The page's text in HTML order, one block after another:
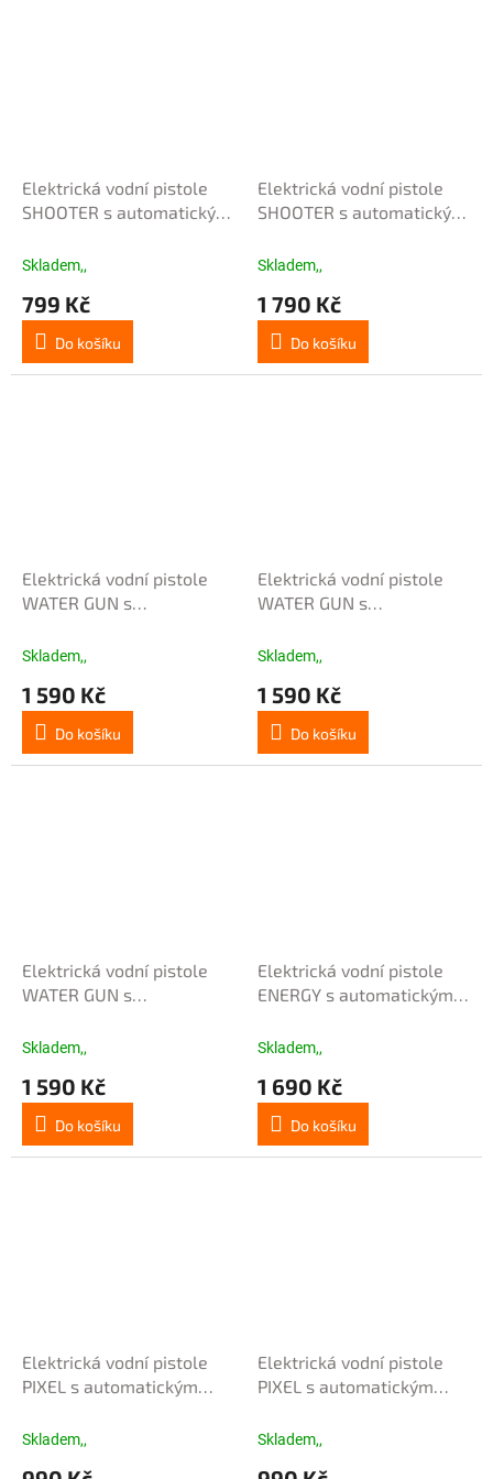
Elektrická vodní pistole
SHOOTER s automatickým
Skladem,,
799 Kč
Do košíku
Elektrická vodní pistole
SHOOTER s automatickým
Skladem,,
1 790 Kč
Do košíku
Elektrická vodní pistole
WATER GUN s
vody - oranžová
Skladem,,
1 590 Kč
Do košíku
Elektrická vodní pistole
WATER GUN s
vody - šedá
Skladem,,
1 590 Kč
Do košíku
Elektrická vodní pistole
WATER GUN s
vody - růžová
Skladem,,
1 590 Kč
Do košíku
Elektrická vodní pistole
ENERGY s automatickým
Skladem,,
1 690 Kč
Do košíku
Elektrická vodní pistole
PIXEL s automatickým
Skladem,,
Elektrická vodní pistole
PIXEL s automatickým
Skladem,,